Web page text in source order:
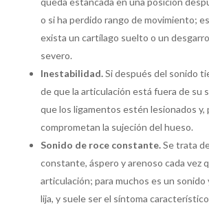
o si ha perdido rango de movimiento;
exista un cartílago suelto o un
severo.
Inestabilidad.Si después del sonido
de que la articulación está fuera de su
que los ligamentos estén lesionados y,
comprometan la sujeción del hueso.
Sonido de roce constante.Se trata
constante, áspero y arenoso cada vez
articulación; para muchos es un sonido
lija, y suele ser el síntoma